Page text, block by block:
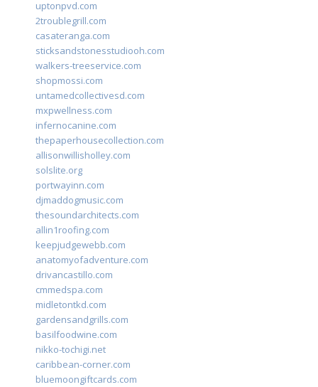
uptonpvd.com
2troublegrill.com
casateranga.com
sticksandstonesstudiooh.com
walkers-treeservice.com
shopmossi.com
untamedcollectivesd.com
mxpwellness.com
infernocanine.com
thepaperhousecollection.com
allisonwillisholley.com
solslite.org
portwayinn.com
djmaddogmusic.com
thesoundarchitects.com
allin1roofing.com
keepjudgewebb.com
anatomyofadventure.com
drivancastillo.com
cmmedspa.com
midletontkd.com
gardensandgrills.com
basilfoodwine.com
nikko-tochigi.net
caribbean-corner.com
bluemoongiftcards.com